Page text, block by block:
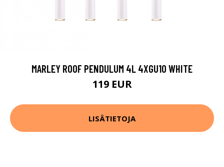
MARLEY ROOF PENDULUM 4L 4XGU10 WHITE
119 EUR
LISÄTIETOJA